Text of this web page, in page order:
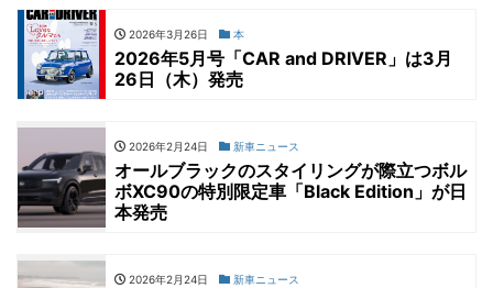
2026年3月26日 本
2026年5月号「CAR and DRIVER」は3月
26日（木）発売
2026年2月24日 新車ニュース
オールブラックのスタイリングが際立つボル
ボXC90の特別限定車「Black Edition」が日
本発売
2026年2月24日 新車ニュース